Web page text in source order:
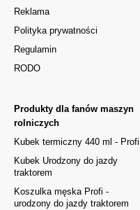
Reklama
Polityka prywatności
Regulamin
RODO
Produkty dla fanów maszyn
rolniczych
Kubek termiczny 440 ml - Profi
Kubek Urodzony do jazdy
traktorem
Koszulka męska Profi -
urodzony do jazdy traktorem